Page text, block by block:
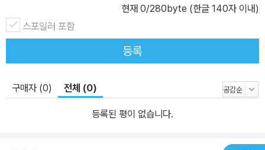
뮌스터, 베를린 장벽을 붕괴시킨 평화 혁명 도시 라이프치히, 포츠담
회담의 도시 포츠담 등. 우리가 세계사를 접하면서 한 번쯤 들어봤을
그 도시가 독일 도시에 녹아 있다. 가벼운 마음으로 여행을 떠나고자
하는 여행자는 물론 독일사를 단숨에 습득하고 세계 정세를 깊이 파
될 것이다. 우리가 아는 독일의 그 인물, 그 사건이 여기에 모두 모여
있다. 현재 전 세계에서 가장 힙한 나라 독일로 지금 떠나보자. 아인슈
현재 0/280byte (한글 140자 이내)
스포일러 포함
등록
구매자 (0) 전체 (0)
등록된 평이 없습니다.